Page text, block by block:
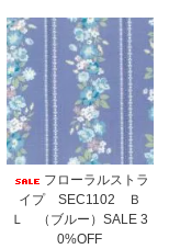
フローラルストラ
イプ SEC1102 Ｂ
Ｌ （ブルー）SALE 3
0%OFF